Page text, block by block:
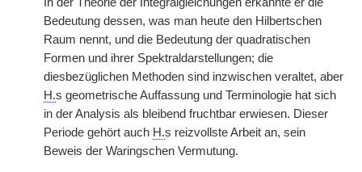
Bedeutung dessen, was man heute den Hilbertschen
Raum nennt, und die Bedeutung der quadratischen
Formen und ihrer Spektraldarstellungen; die
diesbezüglichen Methoden sind inzwischen veraltet, aber
H.s geometrische Auffassung und Terminologie hat sich
in der Analysis als bleibend fruchtbar erwiesen. Dieser
Periode gehört auch H.s reizvollste Arbeit an, sein
Beweis der Waringschen Vermutung.